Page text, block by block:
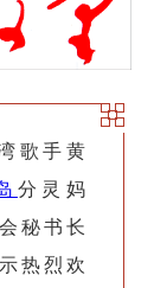
歌手黄
分灵妈
秘书长
热烈欢